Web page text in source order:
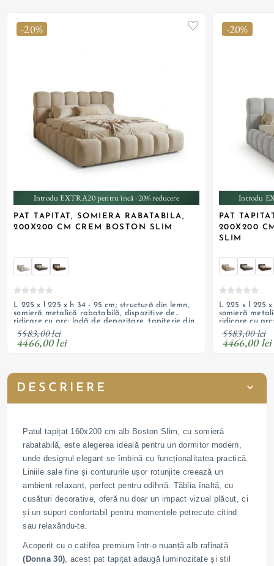
-20%
Introdu EXTRA20 pentru încă -20% reducere
PAT TAPITAT, SOMIERA RABATABILA,
200X200 CM CREM BOSTON SLIM
L 225 x l 225 x h 34 - 95 cm; structură din lemn,
somieră metalică rabatabilă, dispozitive de
ridicare cu arc; ladă de depozitare, tapițerie din
catifea; necesită saltea, personalizabil
5583,00 lei
4466,00 lei
-20%
Introdu
PAT
200X200
SLIM
L 225 x l 225
somieră
ridicare cu
catifea;
5583,00 lei
4466,00 lei
DESCRIERE
Patul tapițat 160x200 cm alb Boston Slim, cu somieră
rabatabilă, este alegerea ideală pentru un dormitor modern,
unde designul elegant se îmbină cu funcționalitatea practică.
Liniile sale fine și contururile ușor rotunjite creează un
ambient relaxant, perfect pentru odihnă. Tăblia înaltă, cu
cusături decorative, oferă nu doar un impact vizual plăcut, ci
și un suport confortabil pentru momentele petrecute citind
sau relaxându-te.
Acoperit cu o catifea premium într-o nuanță alb rafinată
(Donna 30) , acest pat tapițat adaugă luminozitate și stil